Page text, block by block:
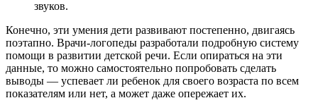
звуков.
Конечно, эти умения дети развивают постепенно, двигаясь
поэтапно. Врачи-логопеды разработали подробную систему
помощи в развитии детской речи. Если опираться на эти
данные, то можно самостоятельно попробовать сделать
выводы — успевает ли ребенок для своего возраста по всем
показателям или нет, а может даже опережает их.